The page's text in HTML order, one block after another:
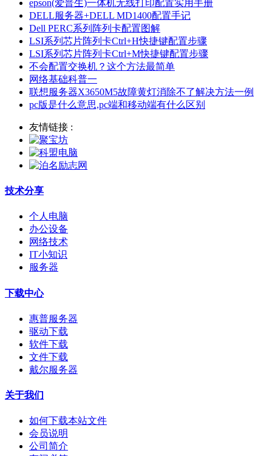
epson(爱普生)一体机无线打印配置实用手册
DELL服务器+DELL MD1400配置手记
Dell PERC系列阵列卡配置图解
LSI系列芯片阵列卡Ctrl+H快捷键配置步骤
LSI系列芯片阵列卡Ctrl+M快捷键配置步骤
不会配置交换机？这个方法最简单
网络基础科普一
联想服务器X3650M5故障黄灯消除不了解决方法一例
pc版是什么意思,pc端和移动端有什么区别
友情链接 :
技术分享
个人电脑
办公设备
网络技术
IT小知识
服务器
下载中心
惠普服务器
驱动下载
软件下载
文件下载
戴尔服务器
关于我们
如何下载本站文件
会员说明
公司简介